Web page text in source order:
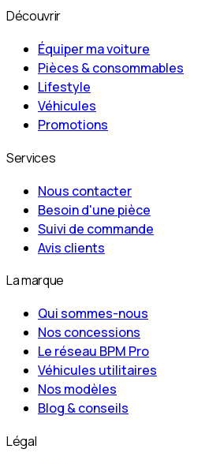
Découvrir
Équiper ma voiture
Pièces & consommables
Lifestyle
Véhicules
Promotions
Services
Nous contacter
Besoin d'une pièce
Suivi de commande
Avis clients
La marque
Qui sommes-nous
Nos concessions
Le réseau BPM Pro
Véhicules utilitaires
Nos modèles
Blog & conseils
Légal